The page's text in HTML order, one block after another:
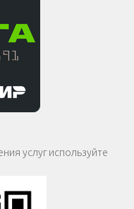
услуг используйте